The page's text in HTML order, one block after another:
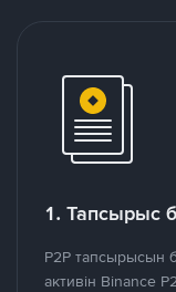
1. Тапсырыс
P2P тапсырысын
активін Binance